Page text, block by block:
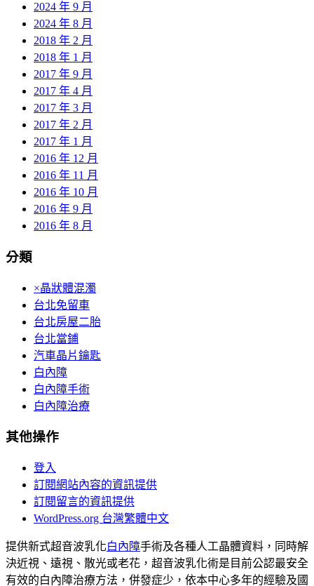
2024 年 9 月
2024 年 8 月
2018 年 2 月
2018 年 1 月
2017 年 9 月
2017 年 4 月
2017 年 3 月
2017 年 2 月
2017 年 1 月
2016 年 12 月
2016 年 11 月
2016 年 10 月
2016 年 9 月
2016 年 8 月
分類
×晶狀體混濁
台北免留車
台北房屋二胎
台北當鋪
汽車晶片鑰匙
白內障
白內障手術
白內障治療
其他操作
登入
訂閱網站內容的資訊提供
訂閱留言的資訊提供
WordPress.org 台灣繁體中文
提供新式超音波乳化白內障手術及各種人工晶體資料，同時解
決近視、遠視、散光或老花，超音波乳化術是目前公認最安全
有效的白內障治療方法，併發症少，依本中心多年的經驗及國